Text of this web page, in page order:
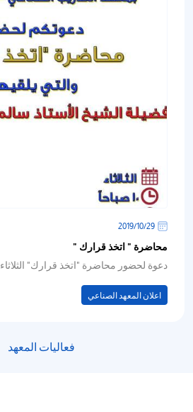
29‏/10‏/2019
محاضرة " اتخذ قرارك "
دعوة لحضور محاضرة "اتخذ قرارك" الثلاثاء 29 اكتوبر 2019.
اعلان المعهد الصناعي
فعاليات المعهد